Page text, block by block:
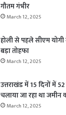
गौतम गंभीर
March 12, 2025
होली से पहले सीएम योगी
बड़ा तोहफा
March 12, 2025
उत्तराखंड में 15 दिनों में
चलाया जा रहा था
March 12, 2025